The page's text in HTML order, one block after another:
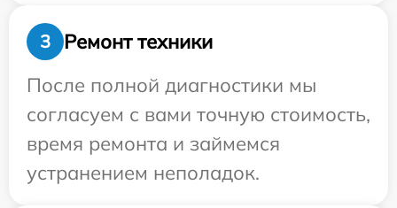
3
Ремонт техники
После полной диагностики мы
согласуем с вами точную стоимость,
время ремонта и займемся
устранением неполадок.